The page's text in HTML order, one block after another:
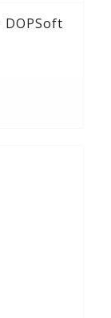
DOPSoft